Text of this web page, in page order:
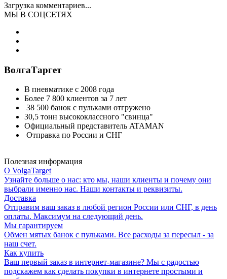
Загрузка комментариев...
МЫ В СОЦСЕТЯХ
ВолгаТаргет
В пневматике с 2008 года
Более 7 800 клиентов за 7 лет
38 500 банок с пульками отгружено
30,5 тонн высококлассного "свинца"
Официальный представитель ATAMAN
Отправка по России и СНГ
Полезная информация
О VolgaTarget
Узнайте больше о нас: кто мы, наши клиенты и почему они
выбрали именно нас. Наши контакты и реквизиты.
Доставка
Отправим ваш заказ в любой регион России или СНГ, в день
оплаты. Максимум на следующий день.
Мы гарантируем
Обмен мятых банок с пульками. Все расходы за пересыл - за
наш счет.
Как купить
Ваш первый заказ в интернет-магазине? Мы с радостью
подскажем как сделать покупки в интернете простыми и